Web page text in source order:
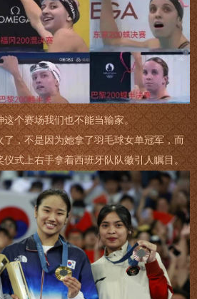
这个赛场我们也不能当输家。
，不是因为她拿了羽毛球女单冠军，而
式上右手拿着西班牙队队徽引人瞩目。